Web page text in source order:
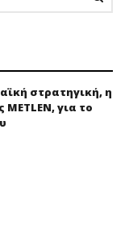
στρατηγική, η
για το